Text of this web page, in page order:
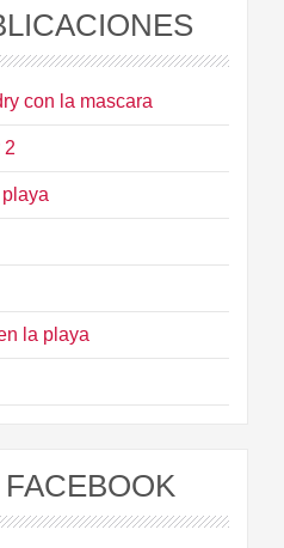
con la mascara
2
la playa